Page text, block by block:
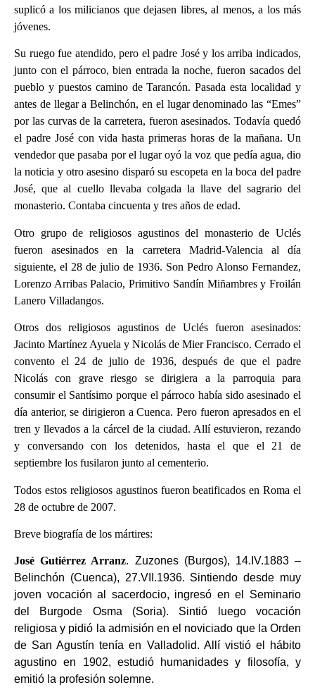
suplicó a los milicianos que dejasen libres, al menos, a los más
jóvenes.
Su ruego fue atendido, pero el padre José y los arriba indicados,
junto con el párroco, bien entrada la noche, fueron sacados del
pueblo y puestos camino de Tarancón. Pasada esta localidad y
antes de llegar a Belinchón, en el lugar denominado las “Emes”
por las curvas de la carretera, fueron asesinados. Todavía quedó
el padre José con vida hasta primeras horas de la mañana. Un
vendedor que pasaba por el lugar oyó la voz que pedía agua, dio
la noticia y otro asesino disparó su escopeta en la boca del padre
José, que al cuello llevaba colgada la llave del sagrario del
monasterio. Contaba cincuenta y tres años de edad.
Otro grupo de religiosos agustinos del monasterio de Uclés
fueron asesinados en la carretera Madrid-Valencia al día
siguiente, el 28 de julio de 1936. Son Pedro Alonso Fernandez,
Lorenzo Arribas Palacio, Primitivo Sandín Miñambres y Froilán
Lanero Villadangos.
Otros dos religiosos agustinos de Uclés fueron asesinados:
Jacinto Martínez Ayuela y Nicolás de Mier Francisco. Cerrado el
convento el 24 de julio de 1936, después de que el padre
Nicolás con grave riesgo se dirigiera a la parroquia para
consumir el Santísimo porque el párroco había sido asesinado el
día anterior, se dirigieron a Cuenca. Pero fueron apresados en el
tren y llevados a la cárcel de la ciudad. Allí estuvieron, rezando
y conversando con los detenidos, hasta el que el 21 de
septiembre los fusilaron junto al cementerio.
Todos estos religiosos agustinos fueron beatificados en Roma el
28 de octubre de 2007.
Breve biografía de los mártires:
José Gutiérrez Arranz. Zuzones (Burgos), 14.IV.1883 –
Belinchón (Cuenca), 27.VII.1936. Sintiendo desde muy
joven vocación al sacerdocio, ingresó en el Seminario
del Burgode Osma (Soria). Sintió luego vocación
religiosa y pidió la admisión en el noviciado que la Orden
de San Agustín tenía en Valladolid. Allí vistió el hábito
agustino en 1902, estudió humanidades y filosofía, y
emitió la profesión solemne.